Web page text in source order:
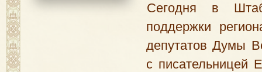
Сегодня в
поддержки
депутатов Думы
с писательницей